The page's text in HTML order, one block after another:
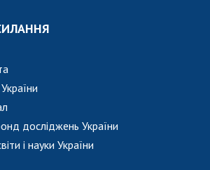
досліджень України
і науки України